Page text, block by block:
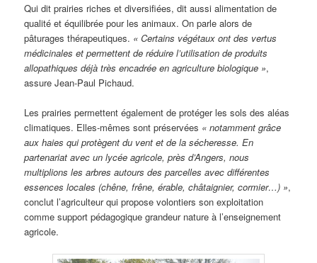
Qui dit prairies riches et diversifiées, dit aussi alimentation de
qualité et équilibrée pour les animaux. On parle alors de
pâturages thérapeutiques. « Certains végétaux ont des vertus
médicinales et permettent de réduire l’utilisation de produits
allopathiques déjà très encadrée en agriculture biologique »,
assure Jean-Paul Pichaud.
Les prairies permettent également de protéger les sols des aléas
climatiques. Elles-mêmes sont préservées « notamment grâce
aux haies qui protègent du vent et de la sécheresse. En
partenariat avec un lycée agricole, près d’Angers, nous
multiplions les arbres autours des parcelles avec différentes
essences locales (chêne, frêne, érable, châtaignier, cormier…) »,
conclut l’agriculteur qui propose volontiers son exploitation
comme support pédagogique grandeur nature à l’enseignement
agricole.